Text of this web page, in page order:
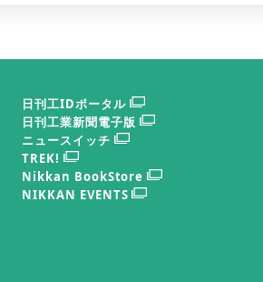
日刊工IDポータル
日刊工業新聞電子版
ニュースイッチ
TREK!
Nikkan BookStore
NIKKAN EVENTS